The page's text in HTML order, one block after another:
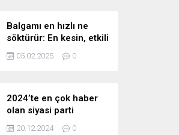
Balgamı en hızlı ne
söktürür: En kesin, etkili
ve çabuk balgam
söktürücü kür!
05.02.2025 0
2024’te en çok haber
olan siyasi parti
liderleri! Zirvedeki isim
20.12.2024 0